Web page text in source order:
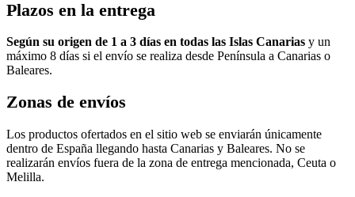
Plazos en la entrega
Según su origen de 1 a 3 días en todas las Islas Canarias y un
máximo 8 días si el envío se realiza desde Península a Canarias o
Baleares.
Zonas de envíos
Los productos ofertados en el sitio web se enviarán únicamente
dentro de España llegando hasta Canarias y Baleares. No se
realizarán envíos fuera de la zona de entrega mencionada, Ceuta o
Melilla.